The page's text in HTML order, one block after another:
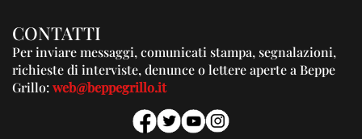
CONTATTI
Per inviare messaggi, comunicati stampa, segnalazioni,
richieste di interviste, denunce o lettere aperte a Beppe
Grillo:web@beppegrillo.it